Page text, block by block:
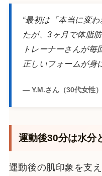
“最初は「本当に変
たが、3ヶ月で体脂
トレーナーさんが毎
正しいフォームが身
— Y.M.さん（30代女性）
運動後30分は水分
運動後の肌印象を支